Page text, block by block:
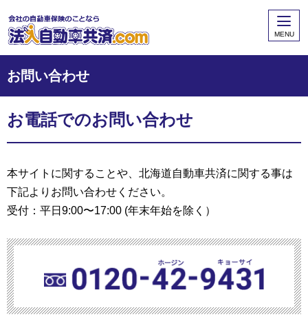
MENU
お問い合わせ
お電話でのお問い合わせ
本サイトに関することや、北海道自動車共済に関する事は
下記よりお問い合わせください。
受付：平日9:00〜17:00 (年末年始を除く）